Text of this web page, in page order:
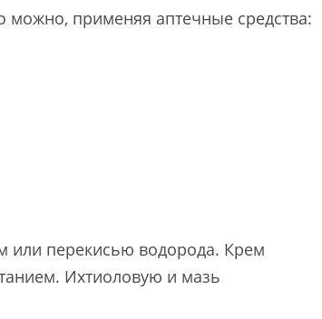
можно, применяя аптечные средства:
или перекисью водорода. Крем
Ихтиоловую и мазь